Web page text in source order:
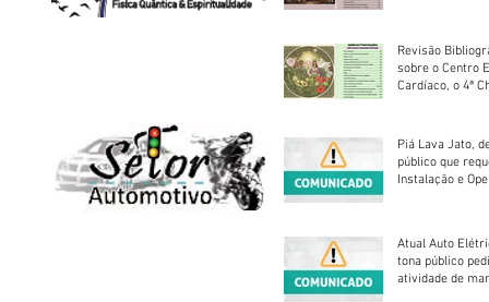
Revisão
sobre o Centro
Cardíaco, o 4ª
Piá Lava Jato,
público que
Instalação e
Atual Auto
tona público
atividade de